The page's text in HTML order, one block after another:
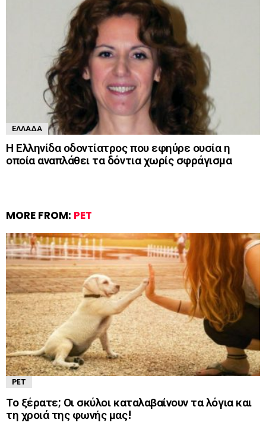
ΕΛΛΆΔΑ
Η Ελληνίδα οδοντίατρος που εφηύρε ουσία η
οποία αναπλάθει τα δόντια χωρίς σφράγισμα
MORE FROM: PET
PET
Το ξέρατε; Οι σκύλοι καταλαβαίνουν τα λόγια και
τη χροιά της φωνής μας!